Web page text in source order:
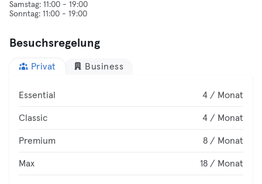
Samstag: 11:00 - 19:00
Besuchsregelung
Privat Business
Essential 4 / Monat
Classic 4 / Monat
Premium 8 / Monat
Max 18 / Monat